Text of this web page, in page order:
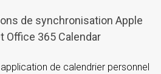
de synchronisation Apple
Office 365 Calendar
de calendrier personnel